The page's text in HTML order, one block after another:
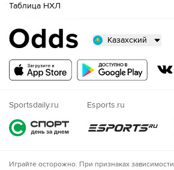
Таблица НХЛ
Казахский
Русский
Nigeria
Sportsdaily.ru Esports.ru
Играйте осторожно. При признаках зависимости